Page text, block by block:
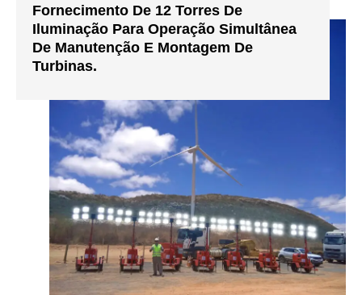
Fornecimento De 12 Torres De
Iluminação Para Operação Simultânea
De Manutenção E Montagem De
Turbinas.